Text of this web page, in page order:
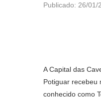
Publicado: 26/01/
A Capital das
Potiguar recebeu
conhecido como